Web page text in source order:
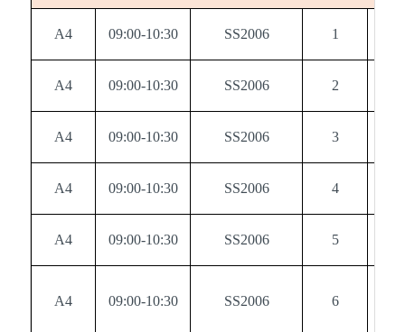
A4 09:00-10:30 SS2006 1
A4 09:00-10:30 SS2006 2
A4 09:00-10:30 SS2006 3
A4 09:00-10:30 SS2006 4
A4 09:00-10:30 SS2006 5
A4 09:00-10:30 SS2006 6